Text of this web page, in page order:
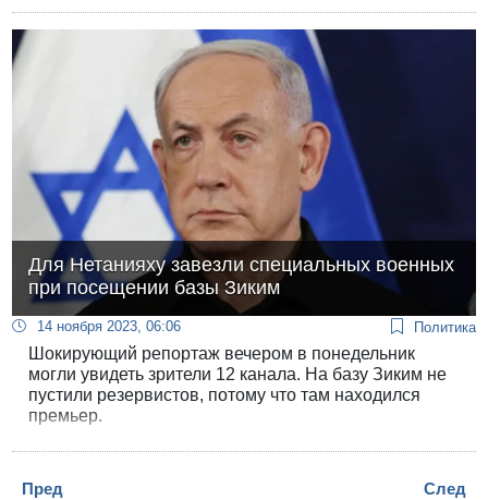
Для Нетанияху завезли специальных военных
при посещении базы Зиким
14 ноября 2023, 06:06 Политика
Шокирующий репортаж вечером в понедельник
могли увидеть зрители 12 канала. На базу Зиким не
пустили резервистов, потому что там находился
премьер.
Пред След